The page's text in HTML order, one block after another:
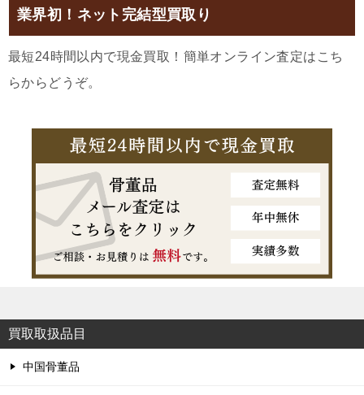
業界初！ネット完結型買取り
最短24時間以内で現金買取！簡単オンライン査定はこち
らからどうぞ。
買取取扱品目
中国骨董品